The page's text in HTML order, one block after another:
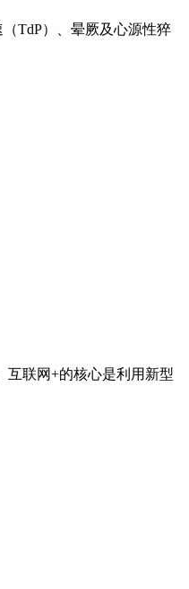
TdP）、晕厥及心源性猝
互联网+的核心是利用新型